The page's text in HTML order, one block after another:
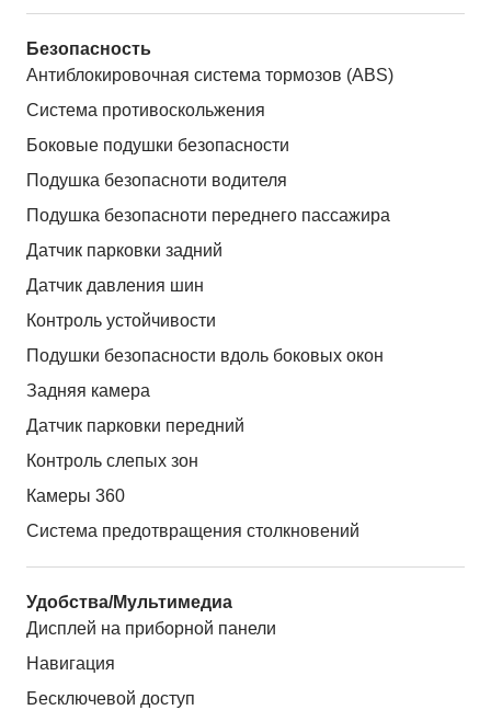
Безопасность
Антиблокировочная система тормозов (ABS)
Система противоскольжения
Боковые подушки безопасности
Подушка безопасноти водителя
Подушка безопасноти переднего пассажира
Датчик парковки задний
Датчик давления шин
Контроль устойчивости
Подушки безопасности вдоль боковых окон
Задняя камера
Датчик парковки передний
Контроль слепых зон
Камеры 360
Система предотвращения столкновений
Удобства/Мультимедиа
Дисплей на приборной панели
Навигация
Бесключевой доступ